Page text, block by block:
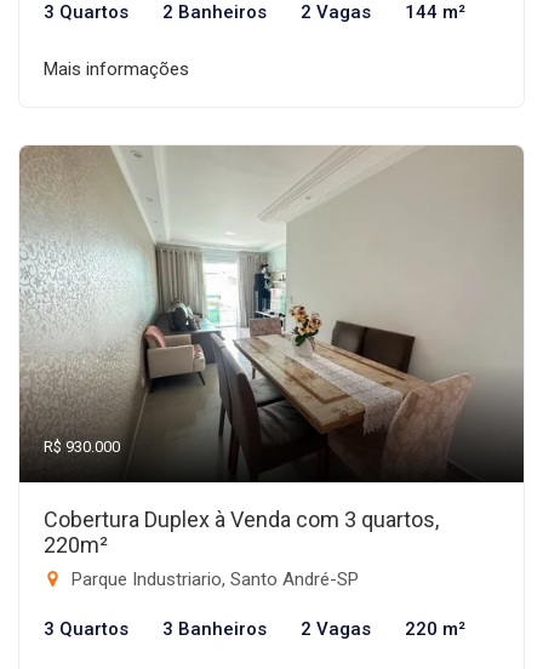
3 Quartos 2 Banheiros 2 Vagas 144 m²
Mais informações
R$ 930.000
Cobertura Duplex à Venda com 3 quartos,
220m²
Parque Industriario, Santo André-SP
3 Quartos 3 Banheiros 2 Vagas 220 m²